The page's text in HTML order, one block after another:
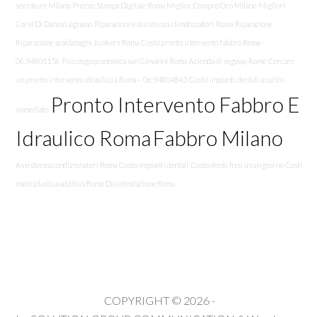
serrature Milano Prezzo Stampa Digitale Roma Miglior Compro Oro Milano Migliori
Corsi Di Danza Legnano Riparazioni e assistenza climatizzatori Roma Riparazione
Riparazione scaldabagni Junkers Roma Costo pronto intervento fabbro Roma –
06.94801156 Psicologa economica san Giovanni Roma Azienda di segway Rome Cercare
un pronto intervento idraulico a Roma – 06.94804843 Costo impianti dentali a carico
immediato Pronto Intervento Fabbro E
Idraulico RomaFabbro Milano
Assistenza condizionatori Roma Costo impianti dentali Costo denti fissi in un giorno Costi
mastoplastica additiva Roma Disinfestazione Roma
COPYRIGHT © 2026 -